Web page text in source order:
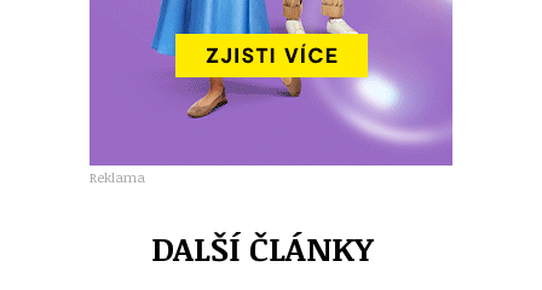
Reklama
DALŠÍ ČLÁNKY